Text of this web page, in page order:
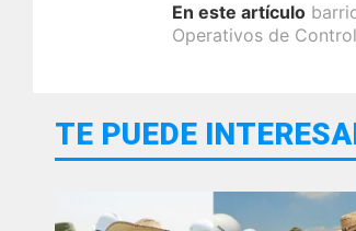
En este artículo
Operativos de
TE PUEDE